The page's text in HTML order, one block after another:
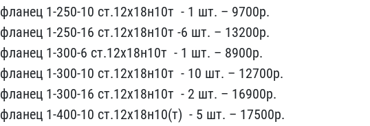
фланец 1-250-10 ​ст.12х18н10т ​ - 1 шт. – 9700р.
ф​ланец 1-250-16 ст.12х18​н10т -6​ шт. – 13200р.
фланец ​1-300-6 ст.12х18н10т ​ - 1 шт. –​ 8900р.
фланец 1-300-1​0 ст.12х18н10т ​ - 10 шт. – 1270​0р.
фланец 1-300-16 ст.​12х18н10т ​ - 2 шт. – 16900р.
ф​ланец 1-400-10 ст.12х18​н10(т) ​ - 5 шт. – 17500р.